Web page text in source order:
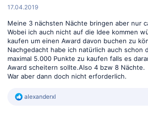
:
17.04.2019
Meine 3 nächsten Nächte bringen aber nur
Wobei ich auch nicht auf die Idee kommen
kaufen um einen Award davon buchen zu
Nachgedacht habe ich natürlich auch schon
maximal 5.000 Punkte zu kaufen falls es
Award scheitern sollte.Also 4 bzw 8 Nächte.
War aber dann doch nicht erforderlich.
R
alexanderxl